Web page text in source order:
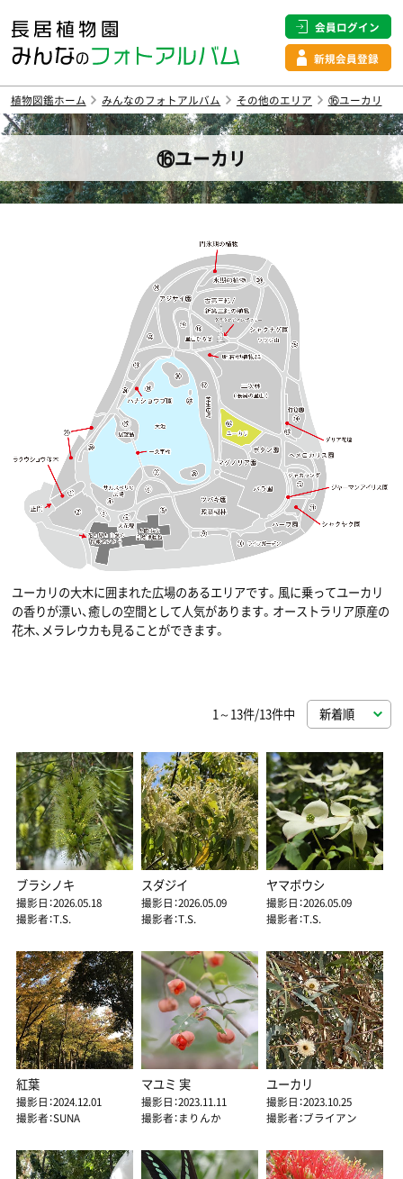
会員ログイン
新規会員登録
植物図鑑ホーム みんなのフォトアルバム その他のエリア ⑯ユーカリ
⑯ユーカリ
ユーカリの大木に囲まれた広場のあるエリアです。風に乗ってユーカリ
の香りが漂い、癒しの空間として人気があります。オーストラリア原産の
花木、メラレウカも見ることができます。
1～13件/13件中
ブラシノキ
撮影日：2026.05.18
撮影者：T.S.
スダジイ
撮影日：2026.05.09
撮影者：T.S.
ヤマボウシ
撮影日：2026.05.09
撮影者：T.S.
紅葉
撮影日：2024.12.01
撮影者：SUNA
マユミ 実
撮影日：2023.11.11
撮影者：まりんか
ユーカリ
撮影日：2023.10.25
撮影者：ブライアン